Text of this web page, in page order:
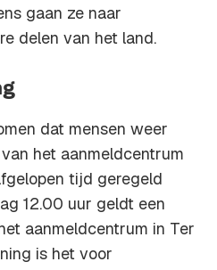
gaan ze naar
delen van het land.
dat mensen weer
het aanmeldcentrum
tijd geregeld
12.00 uur geldt een
aanmeldcentrum in Ter
is het voor